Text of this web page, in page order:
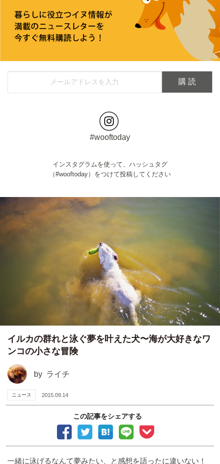
#wooftoday
インスタグラムを使って、ハッシュタグ
（#wooftoday）をつけて投稿してください
イルカの群れと泳ぐ夢を叶えた犬〜海が大好きなワ
ンコの小さな冒険
by ライチ
ニュース 2015.09.14
この記事をシェアする
一緒に泳げるなんて夢みたい、と感想を語ったに違いない！